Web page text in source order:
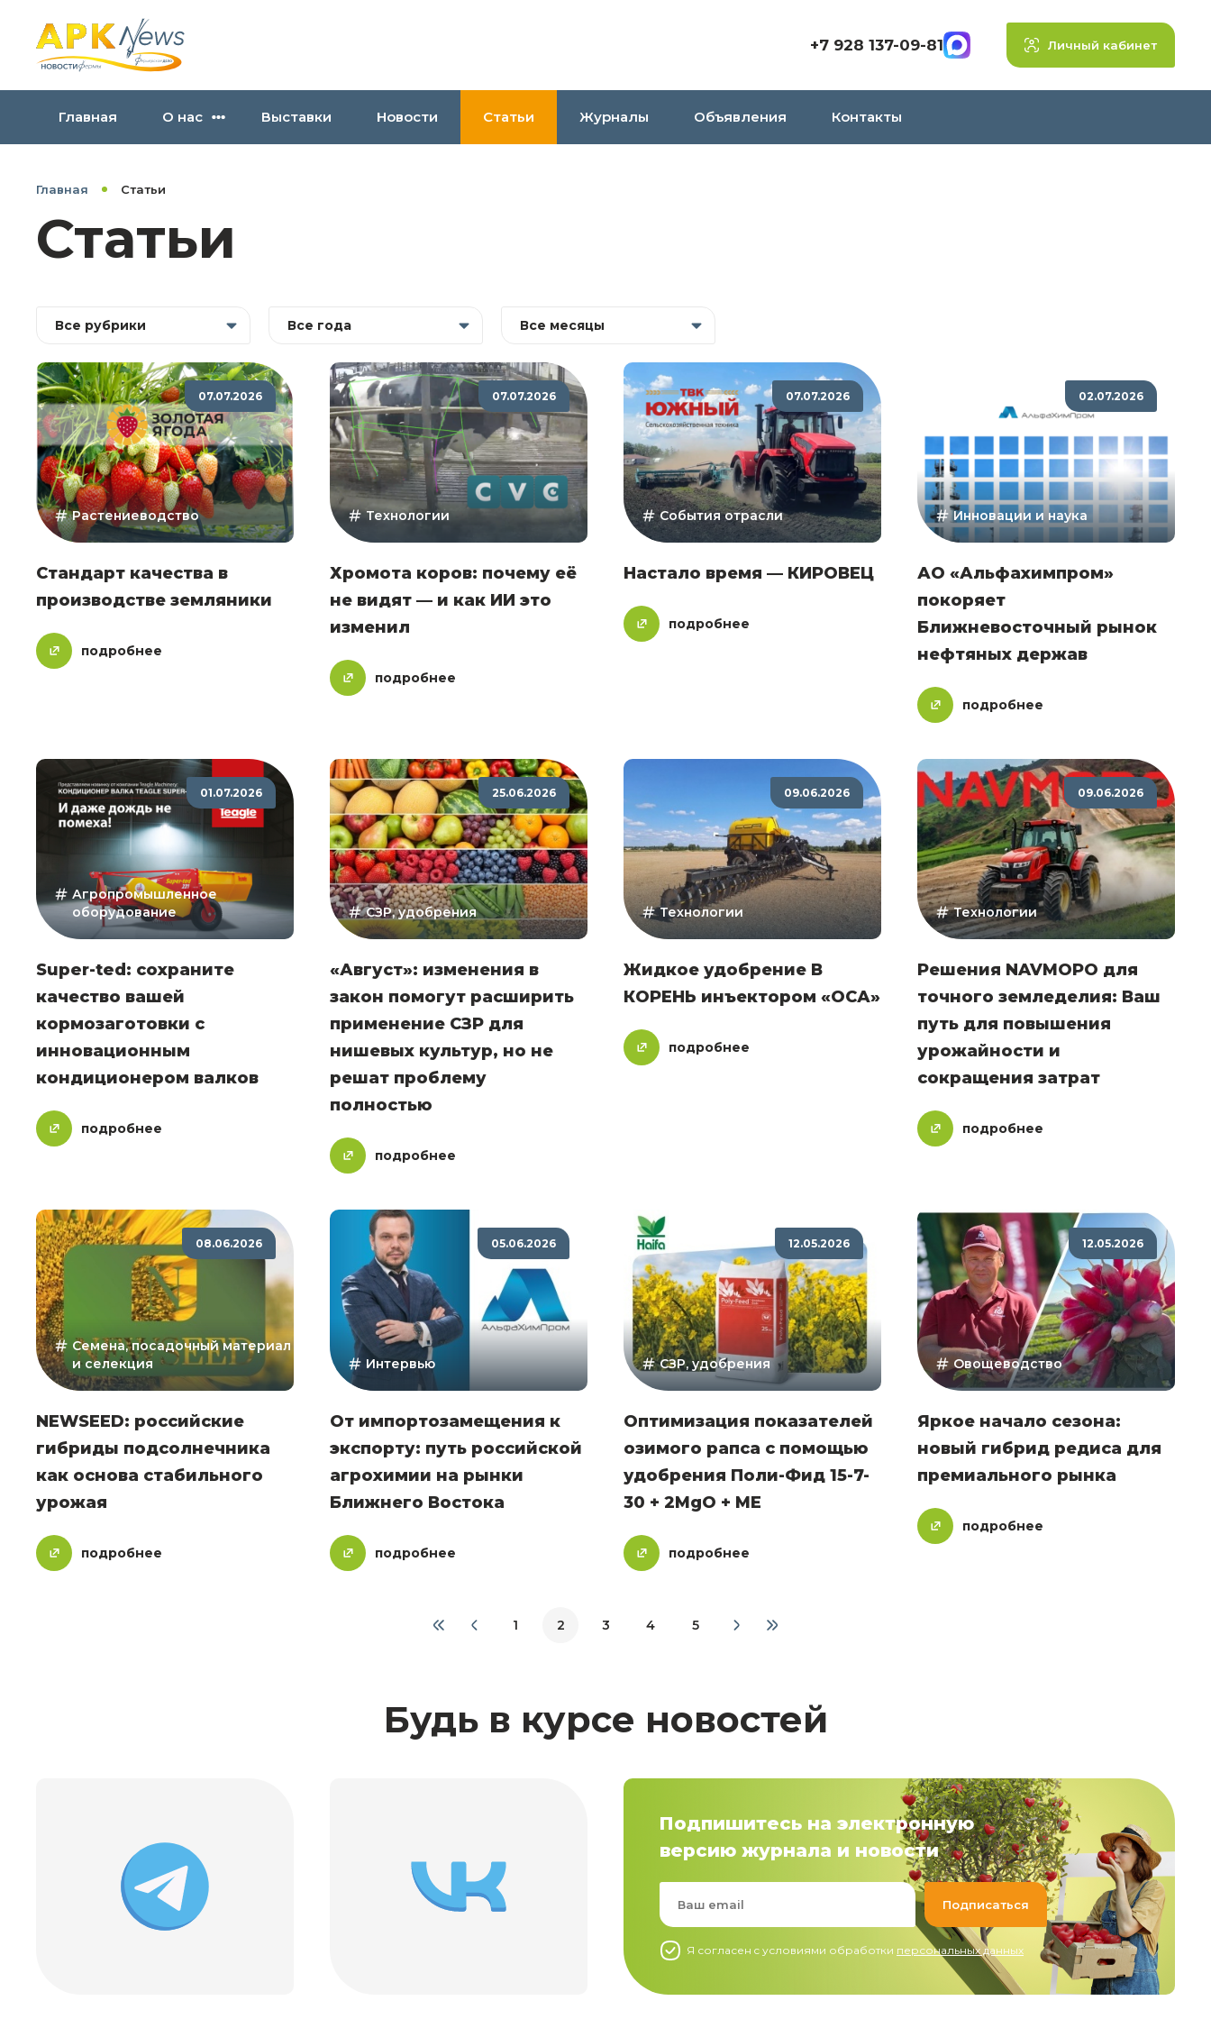
+7 928 137-09-81 Личный кабинет
Главная О нас Выставки Новости Статьи Журналы Объявления Контакты
Главная Статьи
Статьи
Все рубрики Все года Все месяцы
07.07.2026
Растениеводство
Стандарт качества в
производстве земляники
подробнее
07.07.2026
Технологии
Хромота коров: почему её
не видят — и как ИИ это
изменил
подробнее
07.07.2026
События отрасли
Настало время — КИРОВЕЦ
подробнее
02.07.2026
Инновации и наука
АО «Альфахимпром»
покоряет
Ближневосточный рынок
нефтяных держав
подробнее
01.07.2026
Агропромышленное
оборудование
Super-ted: сохраните
качество вашей
кормозаготовки с
инновационным
кондиционером валков
подробнее
25.06.2026
СЗР, удобрения
«Август»: изменения в
закон помогут расширить
применение СЗР для
нишевых культур, но не
решат проблему
полностью
подробнее
09.06.2026
Технологии
Жидкое удобрение В
КОРЕНЬ инъектором «ОСА»
подробнее
09.06.2026
Технологии
Решения NAVMOPO для
точного земледелия: Ваш
путь для повышения
урожайности и
сокращения затрат
подробнее
08.06.2026
Семена, посадочный материал
и селекция
NEWSEED: российские
гибриды подсолнечника
как основа стабильного
урожая
подробнее
05.06.2026
Интервью
От импортозамещения к
экспорту: путь российской
агрохимии на рынки
Ближнего Востока
подробнее
12.05.2026
СЗР, удобрения
Оптимизация показателей
озимого рапса с помощью
удобрения Поли-Фид 15-7-
30 + 2MgO + ME
подробнее
12.05.2026
Овощеводство
Яркое начало сезона:
новый гибрид редиса для
премиального рынка
подробнее
1 2 3 4 5
Будь в курсе новостей
Подпишитесь на электронную
версию журнала и новости
Я согласен c условиями обработки персональных данных